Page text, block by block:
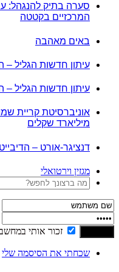
סערה בתיק להנגהל:
המרכזיים בקטטה
באים מאהבה
עיתון חדשות הגליל –
עיתון חדשות הגליל –
אוניברסיטת קריית
מיליארד שקלים
דנציגר-אורט –
מגזין וירטואלי
זכור אותי
שכחתי את הסיסמה שלי